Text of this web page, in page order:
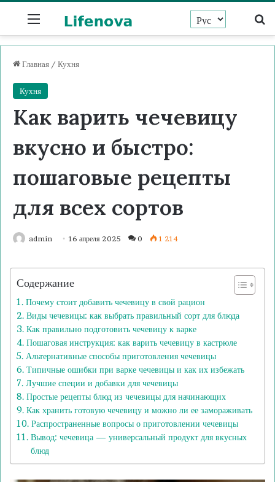
Menu
Главная / Кухня
Кухня
Как варить чечевицу
вкусно и быстро:
пошаговые рецепты
для всех сортов
admin 16 апреля 2025 0 1 214
Содержание
Почему стоит добавить чечевицу в свой рацион
Виды чечевицы: как выбрать правильный сорт для блюда
Как правильно подготовить чечевицу к варке
Пошаговая инструкция: как варить чечевицу в кастрюле
Альтернативные способы приготовления чечевицы
Типичные ошибки при варке чечевицы и как их избежать
Лучшие специи и добавки для чечевицы
Простые рецепты блюд из чечевицы для начинающих
Как хранить готовую чечевицу и можно ли ее замораживать
Распространенные вопросы о приготовлении чечевицы
Вывод: чечевица — универсальный продукт для вкусных
блюд